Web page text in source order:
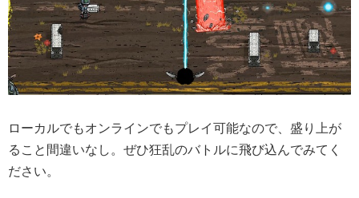
ローカルでもオンラインでもプレイ可能なので、盛り上が
ること間違いなし。ぜひ狂乱のバトルに飛び込んでみてく
ださい。